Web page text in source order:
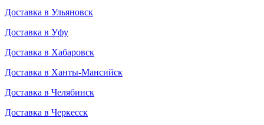
Доставка в Ульяновск
Доставка в Уфу
Доставка в Хабаровск
Доставка в Ханты-Мансийск
Доставка в Челябинск
Доставка в Черкесск